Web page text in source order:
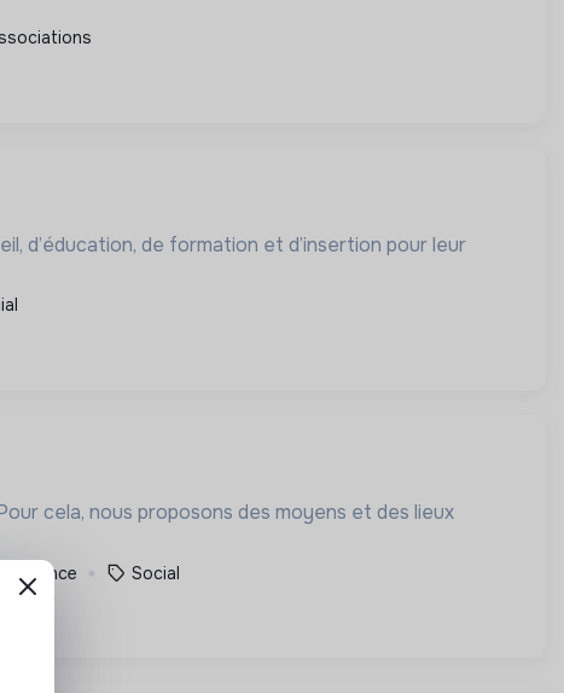
d’éducation, de formation et d’insertion pour leur
cela, nous proposons des moyens et des lieux
France Social